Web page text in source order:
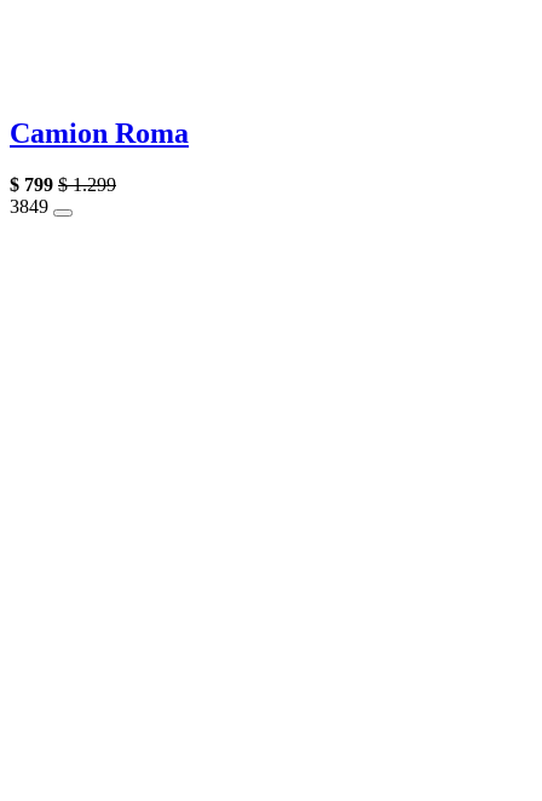
Camion Roma
$ 799 $ 1.299
3849